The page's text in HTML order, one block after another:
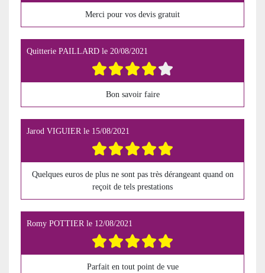
Merci pour vos devis gratuit
Quitterie PAILLARD le 20/08/2021
Bon savoir faire
Jarod VIGUIER le 15/08/2021
Quelques euros de plus ne sont pas très dérangeant quand on
reçoit de tels prestations
Romy POTTIERle 12/08/2021
Parfait en tout point de vue